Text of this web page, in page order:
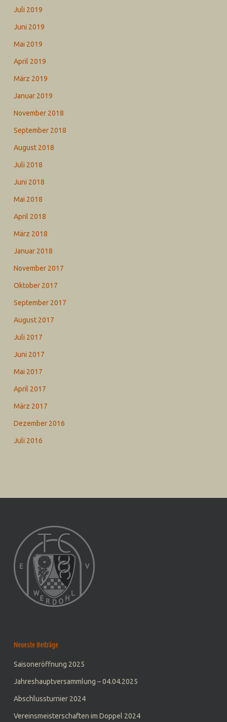
Juli 2019
Juni 2019
Mai 2019
April 2019
März 2019
Januar 2019
November 2018
September 2018
August 2018
Juli 2018
Juni 2018
Mai 2018
April 2018
März 2018
Januar 2018
November 2017
Oktober 2017
September 2017
August 2017
Juli 2017
Juni 2017
Mai 2017
April 2017
März 2017
Dezember 2016
Juli 2016
Neueste Beiträge
Saisoneröffnung 2025
Jahreshauptversammlung – 04.04.2025
Abschlussturnier 2024
Vereinsmeisterschaften im Doppel 2024